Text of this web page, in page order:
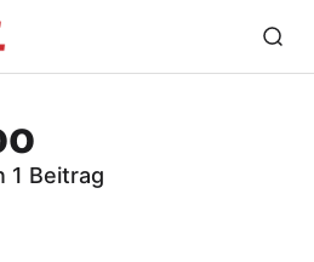
1 Beitrag